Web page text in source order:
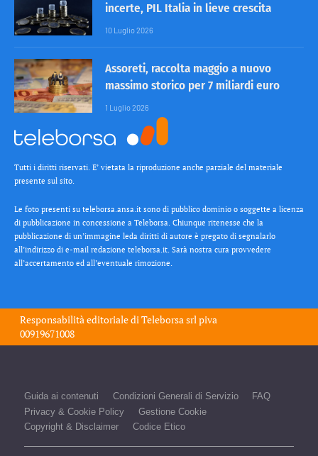
incerte, PIL Italia in lieve crescita
10 Luglio 2026
Assoreti, raccolta maggio a nuovo
massimo storico per 7 miliardi euro
1 Luglio 2026
Tutti i diritti riservati. E’ vietata la riproduzione anche parziale del materiale
presente sul sito.
Le foto presenti su teleborsa.ansa.it sono di pubblico dominio o soggette a licenza
di pubblicazione in concessione a Teleborsa. Chiunque ritenesse che la
pubblicazione di un’immagine leda diritti di autore è pregato di segnalarlo
all’indirizzo di e-mail redazione teleborsa.it. Sarà nostra cura provvedere
all’accertamento ed all’eventuale rimozione.
Responsabilità editoriale diTeleborsa srlpiva
00919671008
Guida ai contenuti Condizioni Generali di Servizio
FAQ
Privacy & Cookie Policy
Gestione Cookie
Copyright & Disclaimer
Codice Etico